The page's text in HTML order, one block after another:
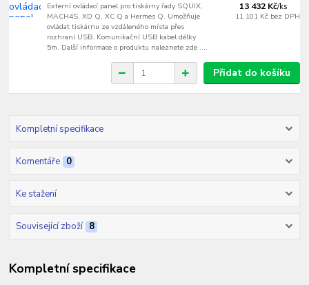
Externí ovládací panel pro tiskárny řady SQUIX,
MACH4S, XD Q, XC Q a Hermes Q. Umožňuje
ovládat tiskárnu ze vzdáleného místa přes
rozhraní USB. Komunikační USB kabel délky
5m. Další informace o produktu naleznete zde ....
13 432 Kč/ks
11 101 Kč bez DPH
Přidat do košíku
Kompletní specifikace
Komentáře 0
Ke stažení
Související zboží 8
Kompletní specifikace